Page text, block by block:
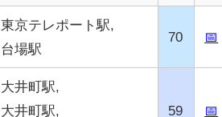
東京テレポート駅,
台場駅
70 📅
大井町駅,
大井町駅,
59 📅